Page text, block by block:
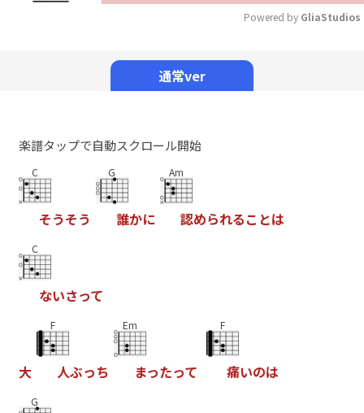
Powered by GliaStudios
通常ver
楽譜タップで自動スクロール開始
C
そうそう
G
誰かに
Am
認められるこ とは
C
ないさって
大
F
人ぶっち
Em
まったって
F
痛いのは
G